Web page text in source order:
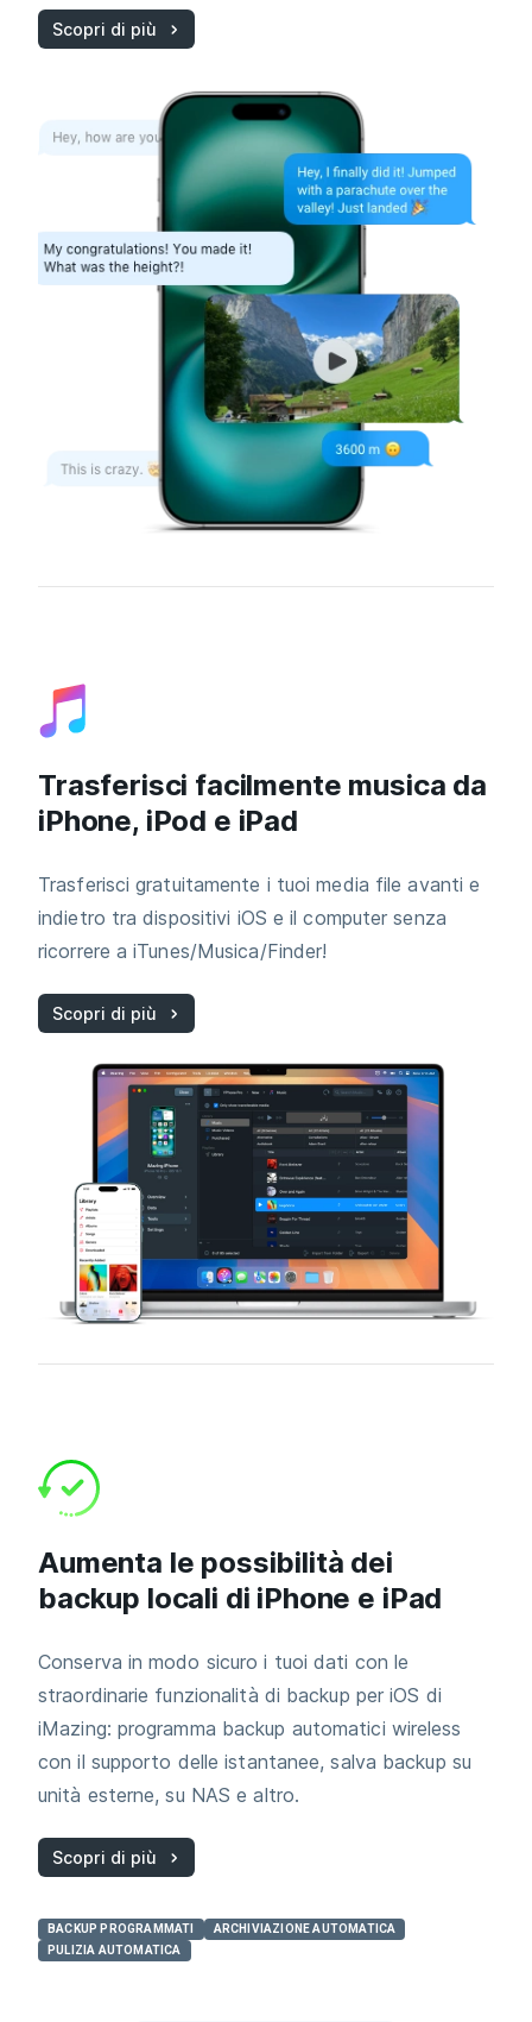
Scopri di più
Trasferisci facilmente musica da
iPhone, iPod e iPad
Trasferisci gratuitamente i tuoi media file avanti e
indietro tra dispositivi iOS e il computer senza
ricorrere a iTunes/Musica/Finder!
Scopri di più
Aumenta le possibilità dei
backup locali di iPhone e iPad
Conserva in modo sicuro i tuoi dati con le
straordinarie funzionalità di backup per iOS di
iMazing: programma backup automatici wireless
con il supporto delle istantanee, salva backup su
unità esterne, su NAS e altro.
Scopri di più
BACKUP PROGRAMMATI
ARCHIVIAZIONE AUTOMATICA
PULIZIA AUTOMATICA